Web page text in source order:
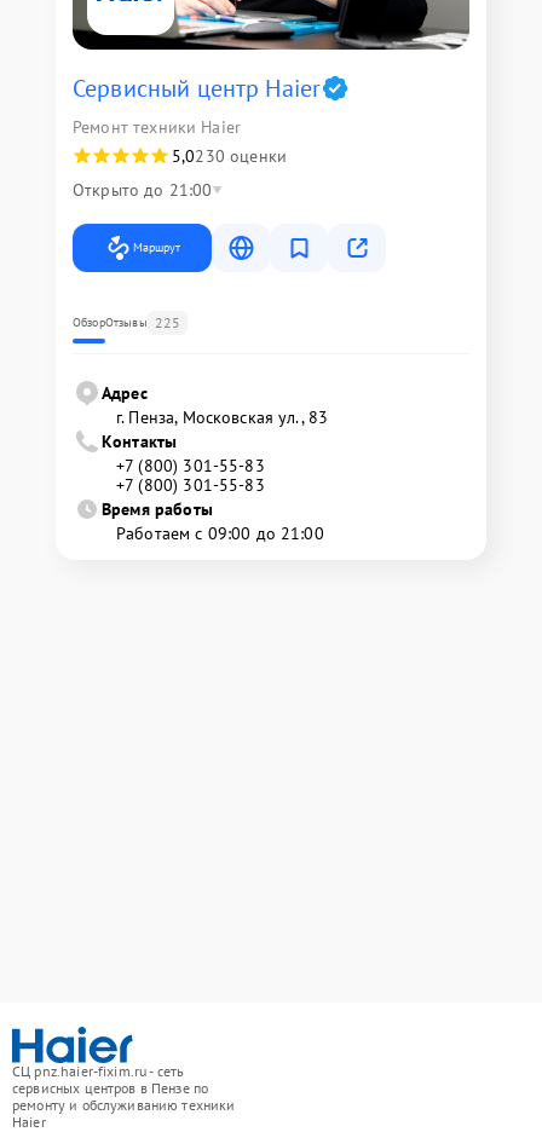
Сервисный центр Haier
Ремонт техники Haier
5,0230 оценки
Открыто до 21:00
Маршрут
ОбзорОтзывы 225
Адрес
г. Пенза, Московская ул., 83
Контакты
+7 (800) 301-55-83
+7 (800) 301-55-83
Время работы
Работаем с 09:00 до 21:00
СЦ pnz.haier-fixim.ru - сеть
сервисных центров в Пензе по
ремонту и обслуживанию техники
Haier